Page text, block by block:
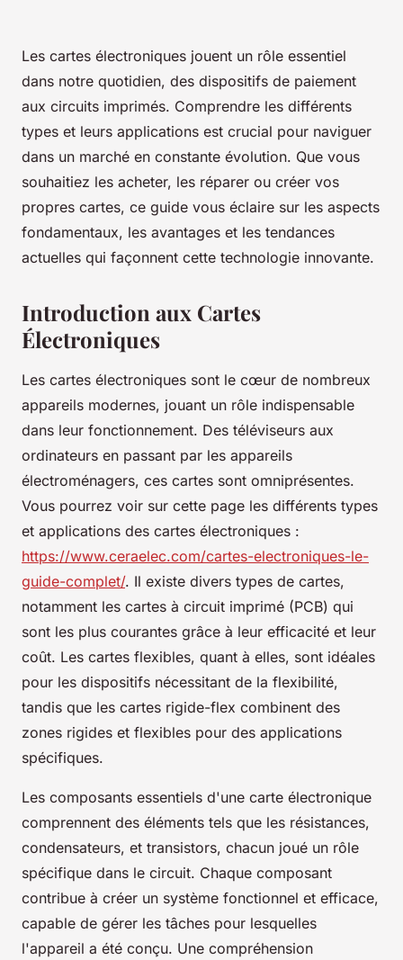
Les cartes électroniques jouent un rôle essentiel
dans notre quotidien, des dispositifs de paiement
aux circuits imprimés. Comprendre les différents
types et leurs applications est crucial pour naviguer
dans un marché en constante évolution. Que vous
souhaitiez les acheter, les réparer ou créer vos
propres cartes, ce guide vous éclaire sur les aspects
fondamentaux, les avantages et les tendances
actuelles qui façonnent cette technologie innovante.
Introduction aux Cartes
Électroniques
Les cartes électroniques sont le cœur de nombreux
appareils modernes, jouant un rôle indispensable
dans leur fonctionnement. Des téléviseurs aux
ordinateurs en passant par les appareils
électroménagers, ces cartes sont omniprésentes.
Vous pourrez voir sur cette page les différents types
et applications des cartes électroniques :
https://www.ceraelec.com/cartes-electroniques-le-
guide-complet/. Il existe divers types de cartes,
notamment les cartes à circuit imprimé (PCB) qui
sont les plus courantes grâce à leur efficacité et leur
coût. Les cartes flexibles, quant à elles, sont idéales
pour les dispositifs nécessitant de la flexibilité,
tandis que les cartes rigide-flex combinent des
zones rigides et flexibles pour des applications
spécifiques.
Les composants essentiels d'une carte électronique
comprennent des éléments tels que les résistances,
condensateurs, et transistors, chacun joué un rôle
spécifique dans le circuit. Chaque composant
contribue à créer un système fonctionnel et efficace,
capable de gérer les tâches pour lesquelles
l'appareil a été conçu. Une compréhension